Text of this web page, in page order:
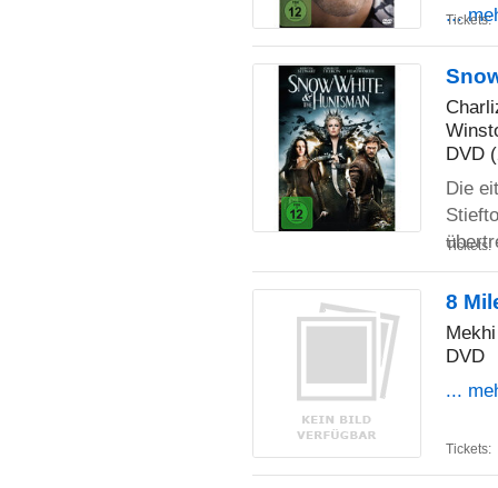
...
Tickets:
DVD
Die
Tickets:
8
DVD
...
Tickets: